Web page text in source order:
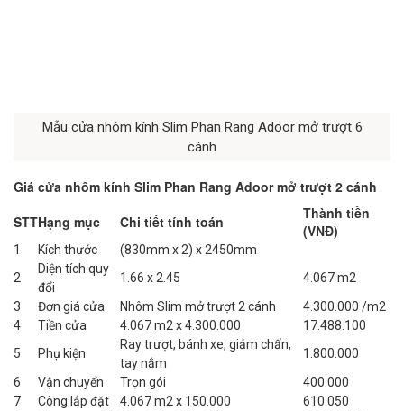
Mẫu cửa nhôm kính Slim Phan Rang Adoor mở trượt 6
cánh
Giá cửa nhôm kính Slim Phan Rang Adoor mở trượt 2 cánh
STTHạng mục Chi tiết tính toán
Thành tiền
(VNĐ)
1 Kích thước
(830mm x 2) x 2450mm
2
Diện tích quy
đổi
1.66 x 2.45
4.067 m2
3
Đơn giá cửa Nhôm Slim mở trượt 2 cánh
4.300.000 /m2
4
Tiền cửa 4.067 m2 x 4.300.000
17.488.100
5
Phụ kiện
Ray trượt, bánh xe, giảm chấn,
tay nắm
1.800.000
6
Vận chuyển Trọn gói
400.000
7
Công lắp đặt 4.067 m2 x 150.000
610.050